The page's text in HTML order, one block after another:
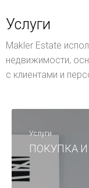
Услуги
Makler Estate
недвижимости,
с клиентами и
Услуги
ПОКУПКА